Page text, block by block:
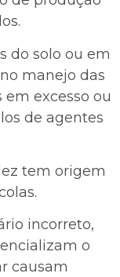
do solo ou em
manejo das
excesso ou
de agentes
tem origem
incorreto,
o
causam